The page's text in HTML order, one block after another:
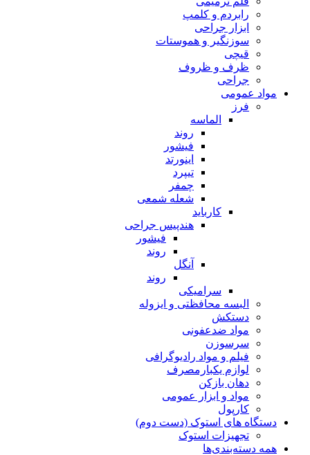
رابردم و کلمپ
ابزار جراحی
سوزنگیر و هموستات
قیچی
ظرف و ظروف
جراحی
مواد عمومی
فرز
الماسه
روند
فیشور
اینورتد
تیپرد
چمفر
شعله شمعی
کارباید
هندپیس جراحی
فیشور
روند
آنگل
روند
سرامیکی
البسه محافظتی و ایزوله
دستکش
مواد ضدعفونی
سرسوزن
فیلم و مواد رادیوگرافی
لوازم یکبارمصرف
دهان بازکن
مواد و ابزار عمومی
کارپول
دستگاه های استوک (دست دوم)
تجهیزات استوک
همه دسته‌بندی‌ها